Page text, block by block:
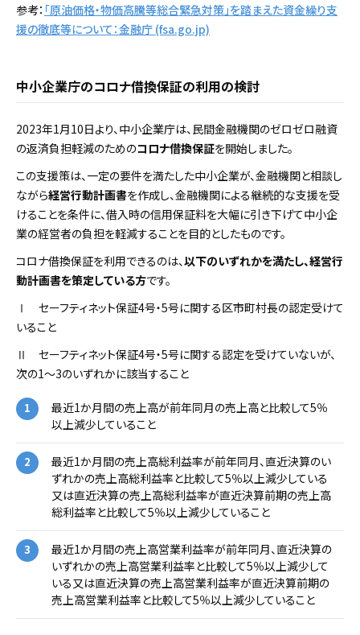
参考： 「原油価格・物価高騰等総合緊急対策」を踏まえた資金繰り支
援の徹底等について：金融庁 (fsa.go.jp)
中小企業庁のコロナ借換保証の利用の検討
2023年1月10日より、中小企業庁は、民間金融機関のゼロゼロ融資
の返済負担軽減のためのコロナ借換保証を開始しました。
この支援策は、一定の要件を満たした中小企業が、金融機関と相談し
ながら経営行動計画書を作成し、金融機関による継続的な支援を受
けることを条件に、借入時の信用保証料を大幅に引き下げて中小企
業の経営者の負担を軽減することを目的としたものです。
コロナ借換保証を利用できるのは、以下のいずれかを満たし、経営行
動計画書を策定している方です。
Ⅰ セーフティネット保証4号・5号に関する区市町村長の認定受けて
いること
Ⅱ セーフティネット保証4号・5号に関する認定を受けていないが、
次の1～3のいずれかに該当すること
最近1か月間の売上高が前年同月の売上高と比較して5％
以上減少していること
最近1か月間の売上高総利益率が前年同月、直近決算のい
ずれかの売上高総利益率と比較して5％以上減少している
又は直近決算の売上高総利益率が直近決算前期の売上高
総利益率と比較して5％以上減少していること
最近1か月間の売上高営業利益率が前年同月、直近決算の
いずれかの売上高営業利益率と比較して5％以上減少して
いる又は直近決算の売上高営業利益率が直近決算前期の
売上高営業利益率と比較して5％以上減少していること